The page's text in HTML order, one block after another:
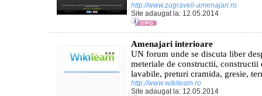
http://www.zugraveli-amenajari.ro
Site adaugat la: 12.05.2014
Amenajari interioare
UN forum unde se discuta liber
meteriale de constructii, constructii
lavabile, preturi cramida, gresie,
http://www.wikiteam.ro
Site adaugat la: 12.05.2014